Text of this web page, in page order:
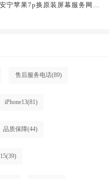
安宁苹果7p换原装屏幕服务网点
售后服务电话(89)
iPhone13(81)
品质保障(44)
(39)